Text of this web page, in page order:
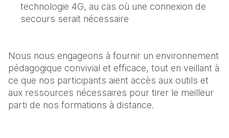
technologie 4G, au cas où une connexion de
secours serait nécessaire
Nous nous engageons à fournir un environnement
pédagogique convivial et efficace, tout en veillant à
ce que nos participants aient accès aux outils et
aux ressources nécessaires pour tirer le meilleur
parti de nos formations à distance.